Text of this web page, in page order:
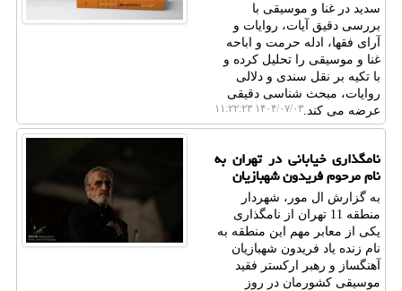
سدید در غنا و موسیقی با
بررسی دقیق آیات، روایات و
آرای فقها، ادله حرمت و اباحه
غنا و موسیقی را تحلیل کرده و
با تکیه بر نقل سندی و دلالی
روایات، مبحث شناسی دقیقی
عرضه می کند.۱۴۰۴/۰۷/۰۳ ۱۱:۲۲:۲۳
نامگذاری خیابانی در تهران به
نام مرحوم فریدون شهبازیان
به گزارش ال مور، شهردار
منطقه 11 تهران از نامگذاری
یکی از معابر مهم این منطقه به
نام زنده یاد فریدون شهبازیان
آهنگساز و رهبر ارکستر فقید
موسیقی کشورمان در روز